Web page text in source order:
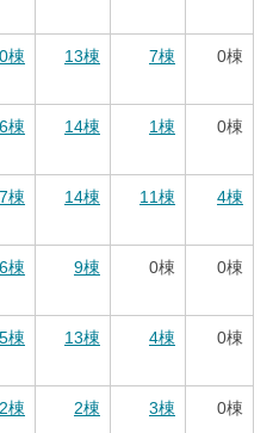
棟 13棟 7棟 0棟
棟 14棟 1棟 0棟
棟 14棟 11棟 4棟
6棟 9棟 0棟 0棟
5棟 13棟 4棟 0棟
2棟 2棟 3棟 0棟